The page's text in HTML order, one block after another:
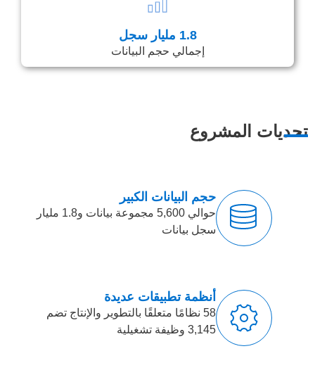
1.8 مليار سجل
إجمالي حجم البيانات
تحديات المشروع
حجم البيانات الكبير
حوالي 5,600 مجموعة بيانات و1.8 مليار
سجل بيانات
أنظمة تطبيقات عديدة
58 نظامًا متعلقًا بالتطوير والإنتاج تضم
3,145 وظيفة تشغيلية